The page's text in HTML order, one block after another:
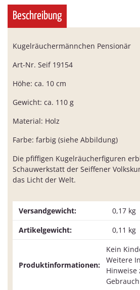
Beschreibung
Kugelräuchermännchen Pensionär
Art-Nr. Seif 19154
Höhe: ca. 10 cm
Gewicht: ca. 110 g
Material: Holz
Farbe: farbig (siehe Abbildung)
Die pfiffigen Kugelräucherfiguren
Schauwerkstatt der Seiffener
das Licht der Welt.
Versandgewicht:
0,17 kg
Artikelgewicht:
0,11 kg
Produktinformationen:
Kein
Weitere
Hinweise